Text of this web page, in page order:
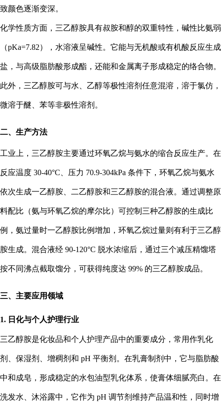
致颜色逐渐变深。
化学性质方面，三乙醇胺具有叔胺和醇的双重特性，碱性比氨弱
（pKa=7.82），水溶液呈碱性。它能与无机酸或有机酸反应生成
盐，与高级脂肪酸形成酯，还能和金属离子形成稳定的络合物。
此外，三乙醇胺可与水、乙醇等极性溶剂任意混溶，溶于氯仿，
微溶于醚、苯等非极性溶剂。
二、生产方法
工业上，三乙醇胺主要通过环氧乙烷与氨水的缩合反应生产。在
反应温度 30-40°C、压力 70.9-304kPa 条件下，环氧乙烷与氨水
依次生成一乙醇胺、二乙醇胺和三乙醇胺的混合液。通过调整原
料配比（氨与环氧乙烷的摩尔比）可控制三种乙醇胺的生成比
例，氨过量时一乙醇胺比例增加，环氧乙烷过量则有利于三乙醇
胺生成。混合液经 90-120°C 脱水浓缩后，通过三个减压精馏塔
按不同沸点截取馏分，可获得纯度达 99% 的三乙醇胺成品。
三、主要应用领域
1. 日化与个人护理行业
三乙醇胺是化妆品和个人护理产品中的重要成分，常用作乳化
剂、保湿剂、增稠剂和 pH 平衡剂。在乳膏制剂中，它与脂肪酸
中和成皂，形成稳定的水包油型乳化体系，使膏体细腻亮白。在
洗发水、沐浴露中，它作为 pH 调节剂维持产品温和性，同时增